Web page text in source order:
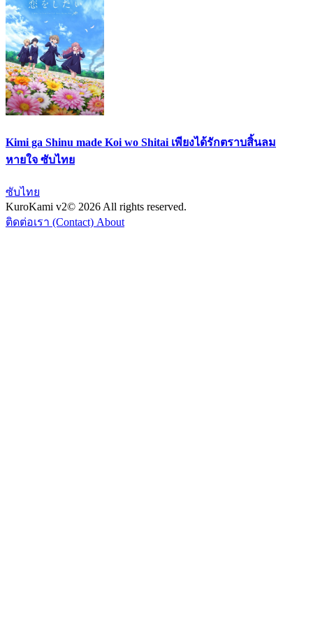
Kimi ga Shinu made Koi wo Shitai เพียงได้รักตราบสิ้นลม
หายใจ ซับไทย
ซับไทย
KuroKami v2© 2026 All rights reserved.
ติดต่อเรา (Contact) About